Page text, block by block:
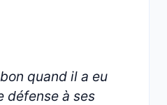
quand il a eu
défense à ses